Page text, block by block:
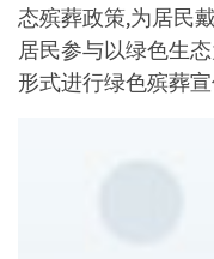
态殡葬政策,为居民
居民参与以绿色生
形式进行绿色殡葬宣